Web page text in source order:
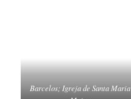
Barcelos; Igreja de Santa Maria